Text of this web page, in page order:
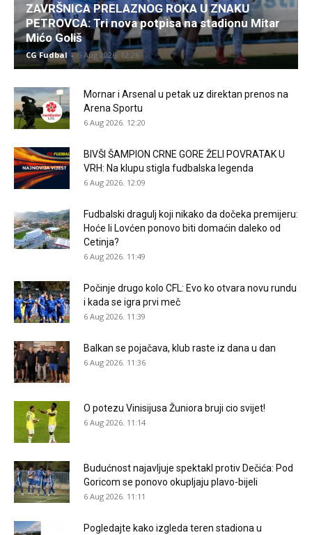
ZAVRŠNICA PRELAZNOG ROKA U ZNAKU
PETROVCA: Tri nova potpisa na stadionu Mitar
Mićo Goliš
CG Fudbal - 6 Aug 2026. 12:26
Mornar i Arsenal u petak uz direktan prenos na
Arena Sportu
6 Aug 2026. 12:20
BIVŠI ŠAMPION CRNE GORE ŽELI POVRATAK U
VRH: Na klupu stigla fudbalska legenda
6 Aug 2026. 12:09
Fudbalski dragulj koji nikako da dočeka premijeru:
Hoće li Lovćen ponovo biti domaćin daleko od
Cetinja?
6 Aug 2026. 11:49
Počinje drugo kolo CFL: Evo ko otvara novu rundu
i kada se igra prvi meč
6 Aug 2026. 11:39
Balkan se pojačava, klub raste iz dana u dan
6 Aug 2026. 11:36
O potezu Vinisijusa Žuniora bruji cio svijet!
6 Aug 2026. 11:14
Budućnost najavljuje spektakl protiv Dečića: Pod
Goricom se ponovo okupljaju plavo-bijeli
6 Aug 2026. 11:11
Pogledajte kako izgleda teren stadiona u